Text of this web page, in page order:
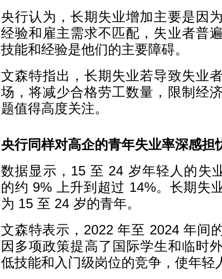
央行认为，长期失业增加主要是因
经验和雇主需求不匹配，失业者普
技能和经验是他们的主要障碍。
文森特指出，长期失业若导致失业
场，将减少合格劳工数量，限制经
题值得高度关注。
央行同样对高企的青年失业率深感担
数据显示，15 至 24 岁年轻人的失
的约 9% 上升到超过 14%。长期失
为 15 至 24 岁的青年。
文森特表示，2022 年至 2024 年
因多项政策提高了国际学生和临
低技能和入门级岗位的竞争，使年轻